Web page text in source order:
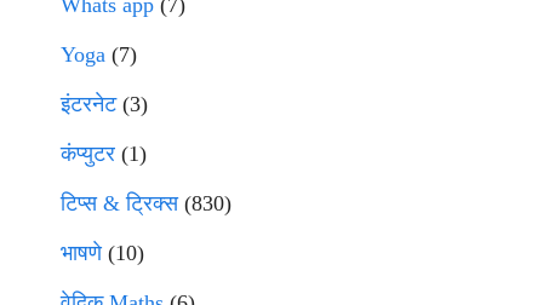
Whats app (7)
Yoga (7)
इंटरनेट(3)
कंप्युटर (1)
टिप्स & ट्रिक्स(830)
भाषणे(10)